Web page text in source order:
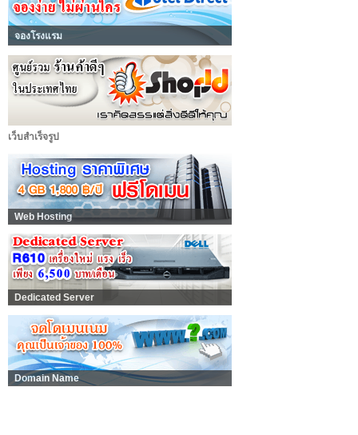
จองโรงแรม
เว็บสำเร็จรูป
Web Hosting
Dedicated Server
Domain Name